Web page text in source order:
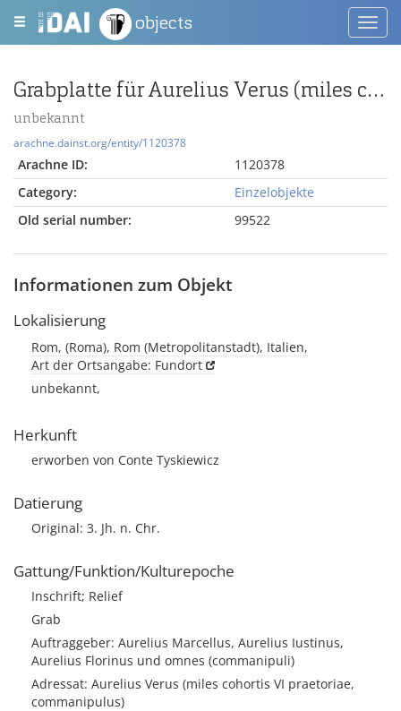
objects
Grabplatte für Aurelius Verus (miles cohortis VI praetoriae)
unbekannt
arachne.dainst.org/entity/1120378
Arachne ID:
1120378
Category:
Einzelobjekte
Old serial number:
99522
Informationen zum Objekt
Lokalisierung
Rom, (Roma), Rom (Metropolitanstadt), Italien,
Art der Ortsangabe: Fundort
unbekannt,
Herkunft
erworben von Conte Tyskiewicz
Datierung
Original: 3. Jh. n. Chr.
Gattung/Funktion/Kulturepoche
Inschrift; Relief
Grab
Auftraggeber: Aurelius Marcellus, Aurelius Iustinus,
Aurelius Florinus und omnes (commanipuli)
Adressat: Aurelius Verus (miles cohortis VI praetoriae,
commanipulus)